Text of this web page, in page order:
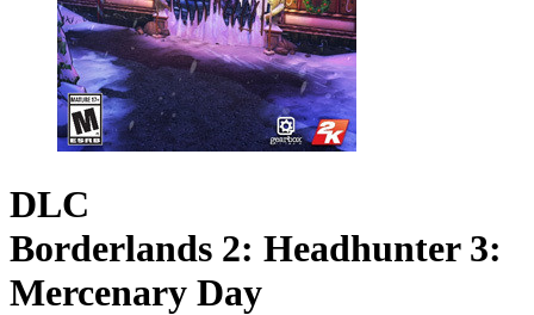
DLC
Borderlands 2: Headhunter 3:
Mercenary Day